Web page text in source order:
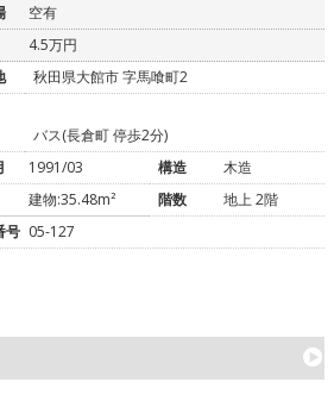
空有
4.5万円
秋田県大館市 字馬喰町2
バス(長倉町 停歩2分)
1991/03 構造
木造
建物:35.48m² 階数
地上 2階
号 05-127